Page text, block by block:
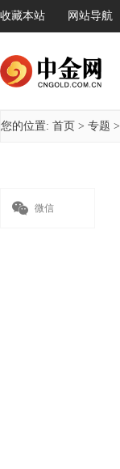
收藏本站 网站导航
您的位置: 首页 > 专题 >
 微信